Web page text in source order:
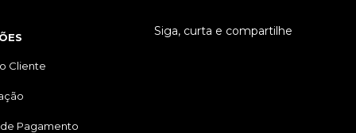
Cliente
Pagamento
Siga, curta e compartilhe